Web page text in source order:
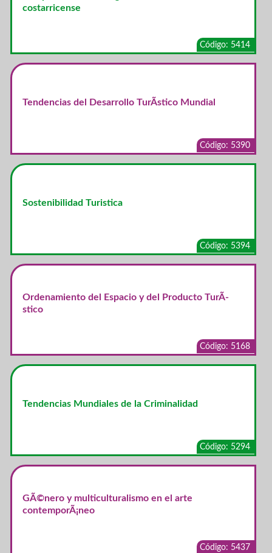
costarricense
Código: 5414
Tendencias del Desarrollo TurÃ­stico Mundial
Código: 5390
Sostenibilidad Turistica
Código: 5394
Ordenamiento del Espacio y del Producto TurÃ­
stico
Código: 5168
Tendencias Mundiales de la Criminalidad
Código: 5294
GÃ©nero y multiculturalismo en el arte
contemporÃ¡neo
Código: 5437